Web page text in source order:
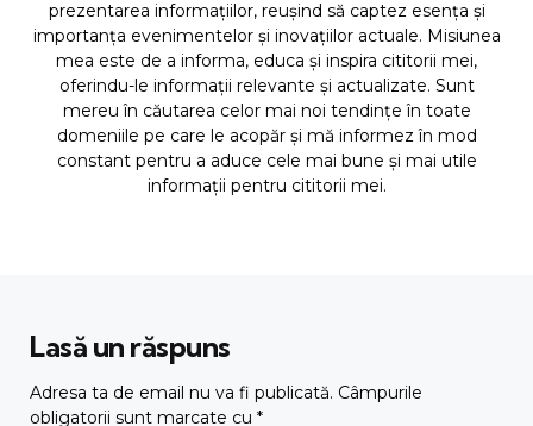
prezentarea informațiilor, reușind să captez esența și
importanța evenimentelor și inovațiilor actuale. Misiunea
mea este de a informa, educa și inspira cititorii mei,
oferindu-le informații relevante și actualizate. Sunt
mereu în căutarea celor mai noi tendințe în toate
domeniile pe care le acopăr și mă informez în mod
constant pentru a aduce cele mai bune și mai utile
informații pentru cititorii mei.
Lasă un răspuns
Adresa ta de email nu va fi publicată. Câmpurile
obligatorii sunt marcate cu *